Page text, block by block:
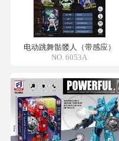
电动跳舞骷髅人（带感应）
NO. 6053A